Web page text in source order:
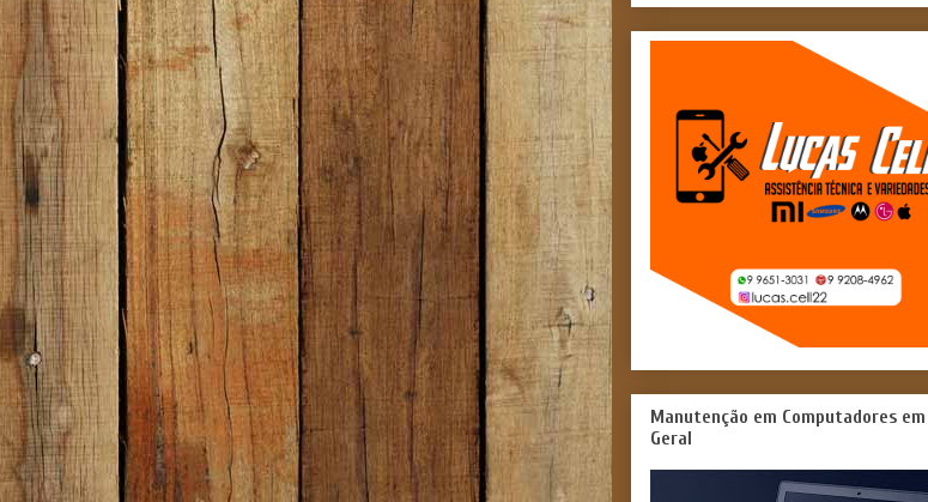
Manutenção em Computadores em
Geral